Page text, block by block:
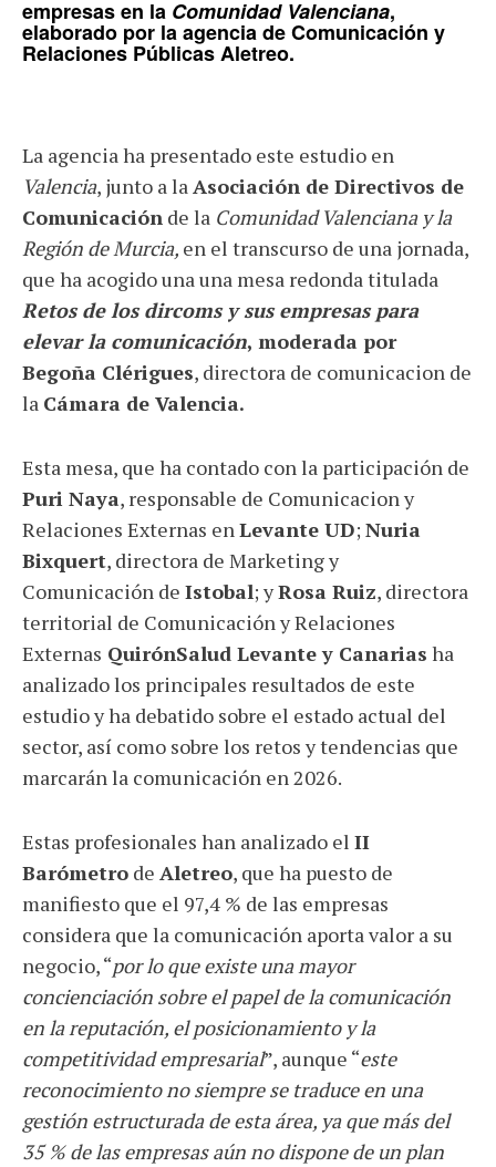
empresasen la Comunidad Valenciana,
elaborado por la agencia de Comunicación y
Relaciones PúblicasAletreo.
La agencia ha presentado este estudio en
Valencia, junto a laAsociación de Directivos de
Comunicación de la Comunidad Valenciana y la
Región de Murcia, en el transcurso de una jornada,
que ha acogido una una mesa redonda titulada
Retos de los dircoms y sus empresas para
elevar la comunicación, moderada por
Begoña Clérigues, directora de comunicacion de
la Cámara de Valencia.
Esta mesa, que ha contado con la participación de
Puri Naya, responsable de Comunicacion y
Relaciones Externas enLevante UD; Nuria
Bixquert, directora de Marketing y
Comunicación de Istobal; yRosa Ruiz, directora
territorial de Comunicación y Relaciones
Externas QuirónSalud Levante y Canarias ha
analizado los principales resultados de este
estudio y ha debatido sobre el estado actual del
sector, así como sobre los retos y tendencias que
marcarán la comunicación en 2026.
Estas profesionales han analizado el II
Barómetro de Aletreo, que ha puesto de
manifiesto que el 97,4 % de las empresas
considera que la comunicación aporta valor a su
negocio, “por lo que existe una mayor
concienciación sobre el papel de la comunicación
en la reputación, el posicionamiento y la
competitividad empresarial”, aunque “este
reconocimiento no siempre se traduce en una
gestión estructurada de esta área, ya que más del
35 % de las empresas aún no dispone de un plan